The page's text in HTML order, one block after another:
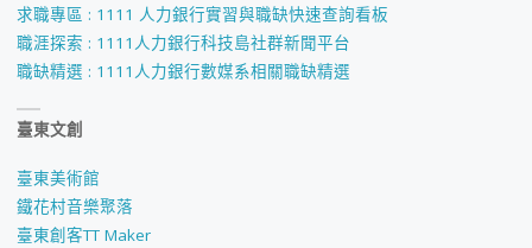
求職專區 : 1111 人力銀行實習與職缺快速查詢看板
職涯探索 : 1111人力銀行科技島社群新聞平台
職缺精選 : 1111人力銀行數媒系相關職缺精選
臺東文創
臺東美術館
鐵花村音樂聚落
臺東創客TT Maker